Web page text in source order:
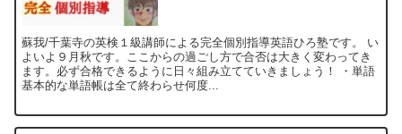
蘇我/千葉寺の英検１級講師による完全個別指導英語ひろ塾です。 い
よいよ９月秋です。ここからの過ごし方で合否は大きく変わってき
ます。必ず合格できるように日々組み立てていきましょう！ ・単語
基本的な単語帳は全て終わらせ何度...